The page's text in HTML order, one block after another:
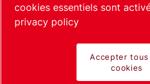
Pioneering
Passionately
cookies essentiels sont
privacy policy
Accepter tous
cookies